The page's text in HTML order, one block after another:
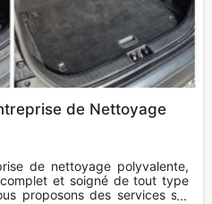
de Nettoyage
de nettoyage polyvalente,
et soigné de tout type
proposons des services sur